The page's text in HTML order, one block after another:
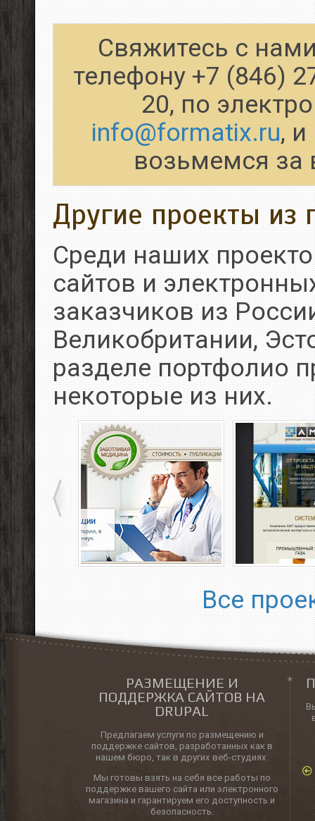
Свяжитесь с
телефону +7 (846)
20, по
info@formatix.ru,
возьмемся за
Другие проекты из
Среди наших
сайтов и
заказчиков из
Великобритании,
разделе портфолио
некоторые из них.
Все
РАЗМЕЩЕНИЕ И
ПОДДЕРЖКА САЙТОВ НА
DRUPAL
Предлагаем услуги по размещению и
поддержке сайтов, разработанных как в
нашем бюро, так в других веб-студиях.
Мы готовы взять на себя все работы по
поддержке вашего сайта или электронного
магазина и гарантируем его доступность и
безопасность.